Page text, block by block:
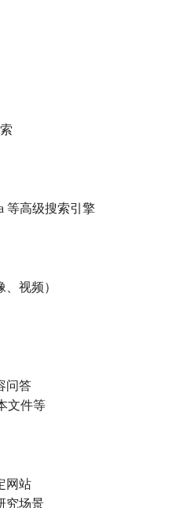
等高级搜索引擎
视频）
问答
文件等
网站
究场景